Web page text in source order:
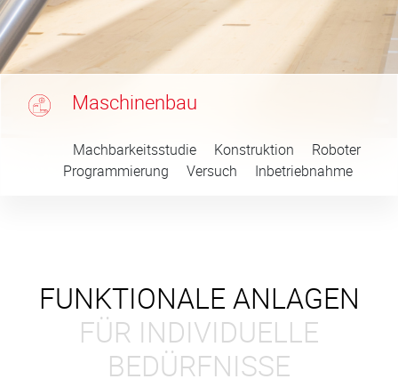
Maschinenbau
Machbarkeitsstudie Konstruktion
Roboter
Programmierung
Versuch Inbetriebnahme
FUNKTIONALE ANLAGEN
FÜR INDIVIDUELLE
BEDÜRFNISSE